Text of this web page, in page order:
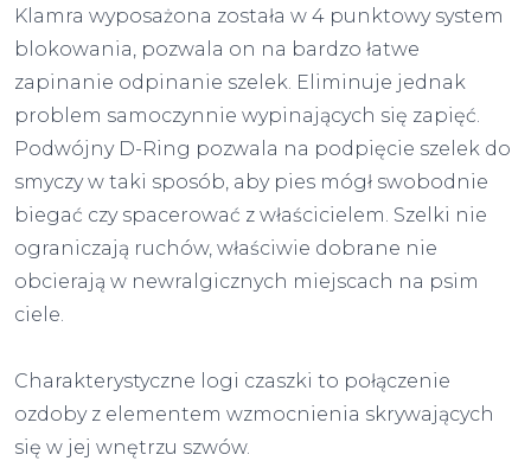
Klamra wyposażona została w 4 punktowy system
blokowania, pozwala on na bardzo łatwe
zapinanie odpinanie szelek. Eliminuje jednak
problem samoczynnie wypinających się zapięć.
Podwójny D-Ring pozwala na podpięcie szelek do
smyczy w taki sposób, aby pies mógł swobodnie
biegać czy spacerować z właścicielem. Szelki nie
ograniczają ruchów, właściwie dobrane nie
obcierają w newralgicznych miejscach na psim
ciele.
Charakterystyczne logi czaszki to połączenie
ozdoby z elementem wzmocnienia skrywających
się w jej wnętrzu szwów.